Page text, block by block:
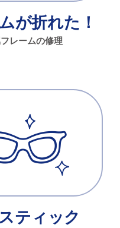
が折れた！
レームの修理
ティック